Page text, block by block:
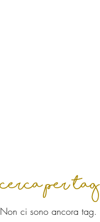
cerca per tag
Non ci sono ancora tag.